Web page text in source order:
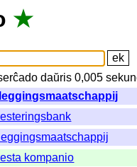
★
daŭris 0,005
kompanio